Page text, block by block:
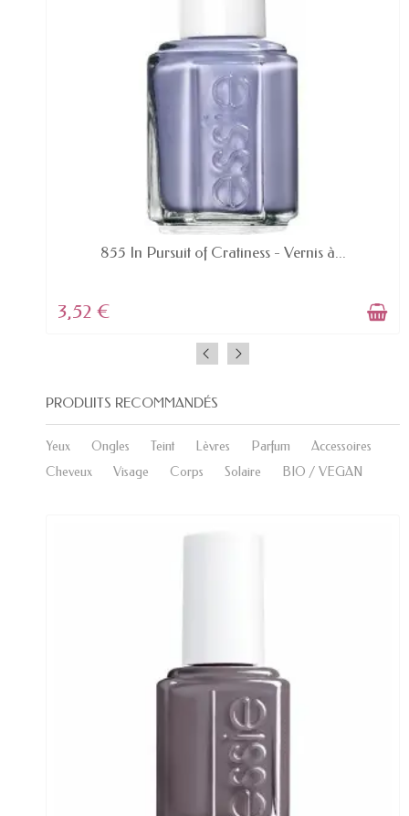
EN STOCK
855 In Pursuit of Cratiness - Vernis à...
3,52 €
PRODUITS RECOMMANDÉS
Yeux Ongles Teint Lèvres Parfum
Accessoires
Cheveux
Visage Corps Solaire BIO / VEGAN